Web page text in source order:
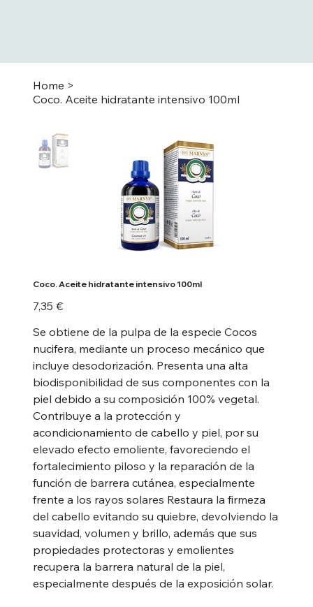
Home >
Coco. Aceite hidratante intensivo 100ml
Coco. Aceite hidratante intensivo 100ml
Precio
7,35 €
Se obtiene de la pulpa de la especie Cocos
nucifera, mediante un proceso mecánico que
incluye desodorización. Presenta una alta
biodisponibilidad de sus componentes con la
piel debido a su composición 100% vegetal.
Contribuye a la protección y
acondicionamiento de cabello y piel, por su
elevado efecto emoliente, favoreciendo el
fortalecimiento piloso y la reparación de la
función de barrera cutánea, especialmente
frente a los rayos solares Restaura la firmeza
del cabello evitando su quiebre, devolviendo la
suavidad, volumen y brillo, además que sus
propiedades protectoras y emolientes
recupera la barrera natural de la piel,
especialmente después de la exposición solar.